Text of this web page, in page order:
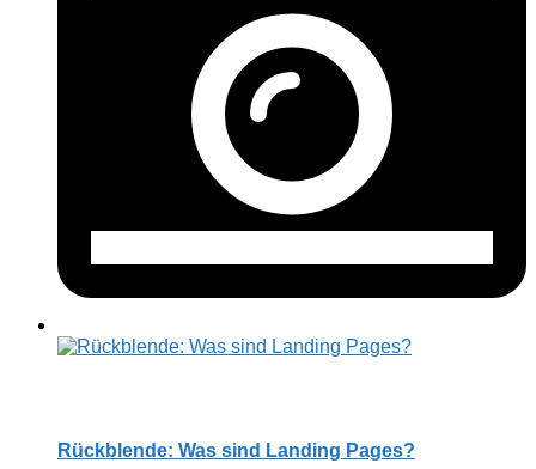
Rückblende: Was sind Landing Pages?